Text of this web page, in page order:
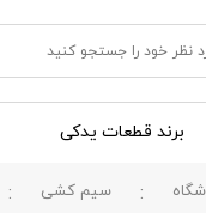
برند قطعات یدکی
سیم کشی